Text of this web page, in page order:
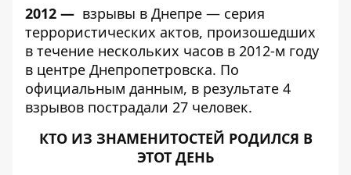
2012 — взрывы в Днепре — серия
террористических актов, произошедших
в течение нескольких часов в 2012-м году
в центре Днепропетровска. По
официальным данным, в результате 4
взрывов пострадали 27 человек.
КТО ИЗ ЗНАМЕНИТОСТЕЙ РОДИЛСЯ В
ЭТОТ ДЕНЬ